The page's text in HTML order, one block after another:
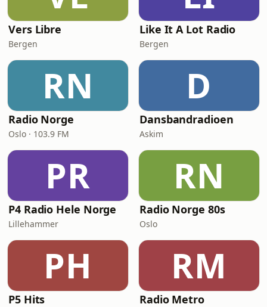
Vers Libre
Bergen
Like It A Lot Radio
Bergen
RN
Radio Norge
Oslo · 103.9 FM
D
Dansbandradioen
Askim
PR
P4 Radio Hele Norge
Lillehammer
RN
Radio Norge 80s
Oslo
PH
P5 Hits
RM
Radio Metro